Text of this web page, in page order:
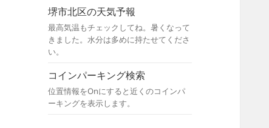
堺市北区の天気予報
最高気温もチェックしてね。暑くなって
きました。水分は多めに持たせてくださ
い。
コインパーキング検索
位置情報をOnにすると近くのコインパ
ーキングを表示します。